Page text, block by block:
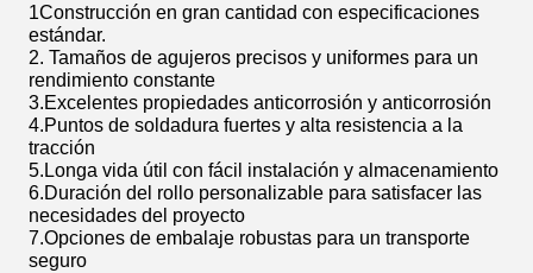
1Construcción en gran cantidad con especificaciones
estándar.
2. Tamaños de agujeros precisos y uniformes para un
rendimiento constante
3.Excelentes propiedades anticorrosión y anticorrosión
4.Puntos de soldadura fuertes y alta resistencia a la
tracción
5.Longa vida útil con fácil instalación y almacenamiento
6.Duración del rollo personalizable para satisfacer las
necesidades del proyecto
7.Opciones de embalaje robustas para un transporte
seguro